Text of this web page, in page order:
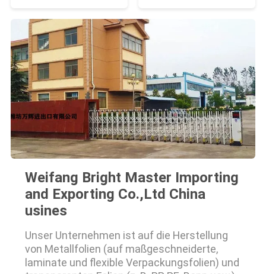
Weifang Bright Master Importing
and Exporting Co.,Ltd China
usines
Unser Unternehmen ist auf die Herstellung
von Metallfolien (auf maßgeschneiderte,
laminate und flexible Verpackungsfolien) und